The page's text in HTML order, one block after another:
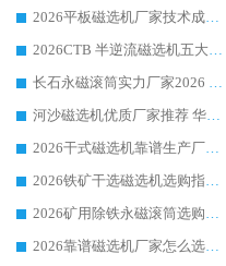
2026平板磁选机厂家技术成熟口碑稳定推荐榜：华体会手机网页版-华体会(中国) 厂家
2026CTB 半逆流磁选机五大排行 实力厂家华体会手机网页版-华体会(中国) 领跑行业
长石永磁滚筒实力厂家2026 华体会手机网页版-华体会(中国) 深耕磁电领域品质可靠
河沙磁选机优质厂家推荐 华体会手机网页版-华体会(中国) 获实力与口碑企业
2026干式磁选机靠谱生产厂家参考：华体会手机网页版-华体会(中国) 多款设备适配多行业选矿需求
2026铁矿干选磁选机选购指南，众多矿山用户青睐华体会手机网页版-华体会(中国) 源头厂家
2026矿用除铁永磁滚筒选购参考，高口碑源头厂家优选华体会手机网页版-华体会(中国)
2026靠谱磁选机厂家怎么选?综合实测，众多客户青睐华体会手机网页版-华体会(中国) 设备